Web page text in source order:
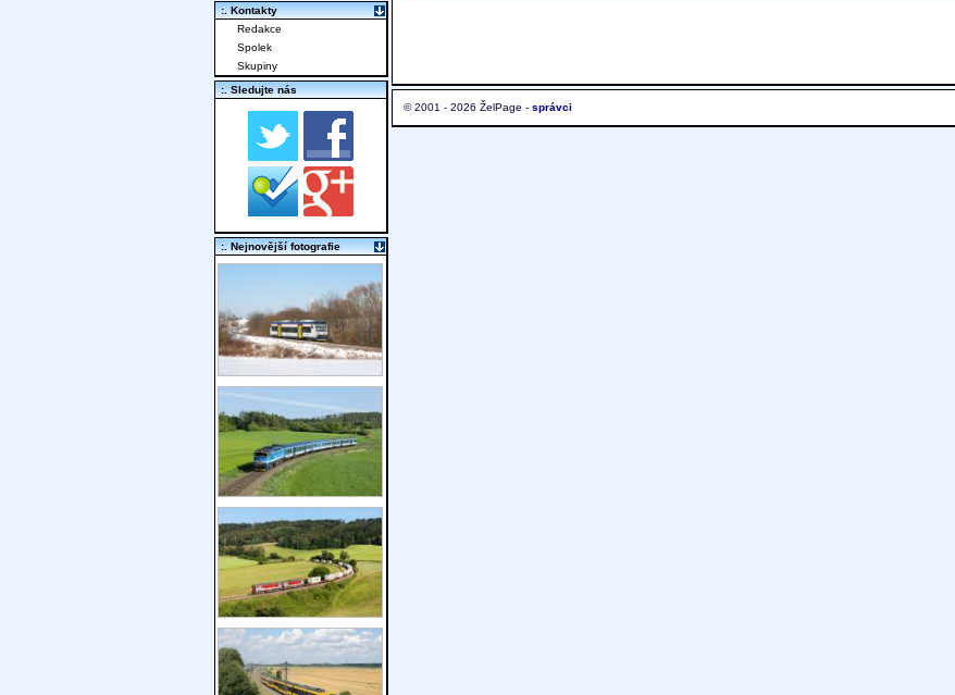
© 2001 - 2026 ŽelPage - správci
:. Kontakty
Redakce
Spolek
Skupiny
:. Sledujte nás
:. Nejnovější fotografie